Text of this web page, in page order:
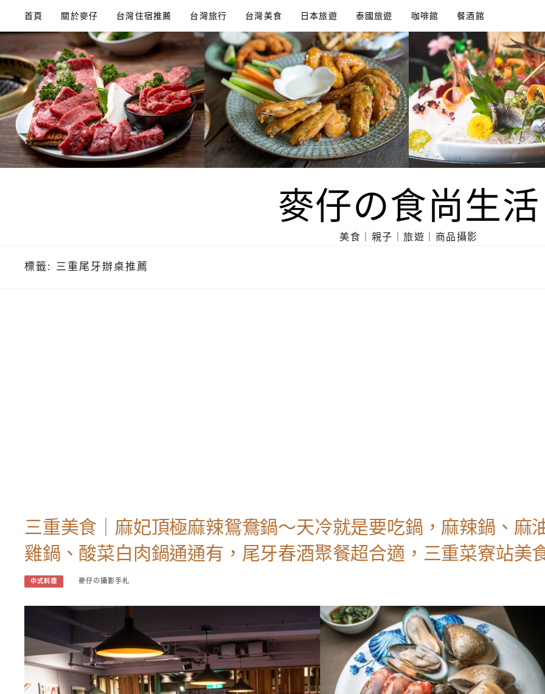
content
首頁 關於麥仔 台灣住宿推薦 台灣旅行 台灣美食 日本旅遊 泰國旅遊 咖啡館 餐酒館
麥仔の食尚生活
美食｜親子｜旅遊｜商品攝影
標籤: 三重尾牙辦桌推薦
三重美食｜麻妃頂極麻辣鴛鴦鍋～天冷就是要吃鍋，麻辣鍋、麻
雞鍋、酸菜白肉鍋通通有，尾牙春酒聚餐超合適，三重菜寮站美
中式料理 麥仔の攝影手札